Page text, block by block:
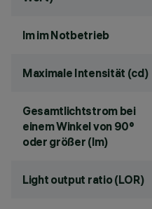
lm im Notbetrieb
Maximale Intensität (cd)
Gesamtlichtstrom bei
einem Winkel von 90°
oder größer (lm)
Light output ratio (LOR)